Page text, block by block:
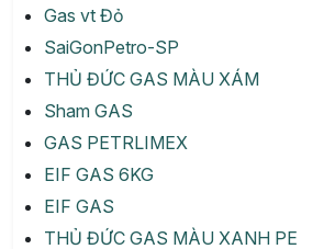
Gas vt Đỏ
SaiGonPetro-SP
THỦ ĐỨC GAS MÀU XÁM
Sham GAS
GAS PETRLIMEX
EIF GAS 6KG
EIF GAS
THỦ ĐỨC GAS MÀU XANH PE